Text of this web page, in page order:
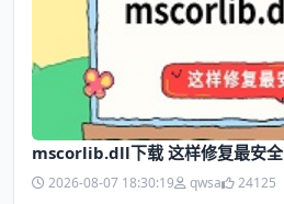
mscorlib.dll下载 这样修复最安全
2026-08-07 18:30:19 qwsa 24125